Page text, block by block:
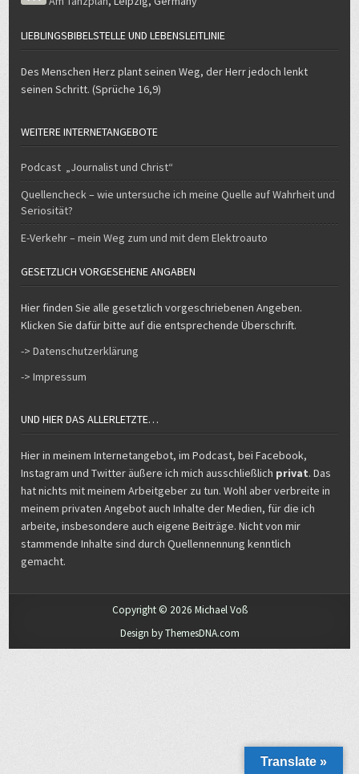
LIEBLINGSBIBELSTELLE UND LEBENSLEITLINIE
Des Menschen Herz plant seinen Weg, der Herr jedoch lenkt
seinen Schritt. (Sprüche 16,9)
WEITERE INTERNETANGEBOTE
Podcast „Journalist und Christ“
Quellencheck – wie untersuche ich meine Quelle auf Wahrheit und
Seriosität?
E-Verkehr – mein Weg zum und mit dem Elektroauto
GESETZLICH VORGESEHENE ANGABEN
Hier finden Sie alle gesetzlich vorgeschriebenen Angeben.
Klicken Sie dafür bitte auf die entsprechende Überschrift.
-> Datenschutzerklärung
-> Impressum
UND HIER DAS ALLERLETZTE…
Hier in meinem Internetangebot, im Podcast, bei Facebook,
Instagram und Twitter äußere ich mich ausschließlich privat. Das
hat nichts mit meinem Arbeitgeber zu tun. Wohl aber verbreite in
meinem privaten Angebot auch Inhalte der Medien, für die ich
arbeite, insbesondere auch eigene Beiträge. Nicht von mir
stammende Inhalte sind durch Quellennennung kenntlich
gemacht.
Copyright © 2026 Michael Voß
Design by ThemesDNA.com
Translate »